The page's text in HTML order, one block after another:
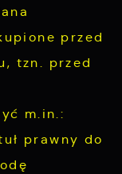
przed
tzn. przed
m.in.:
prawny do